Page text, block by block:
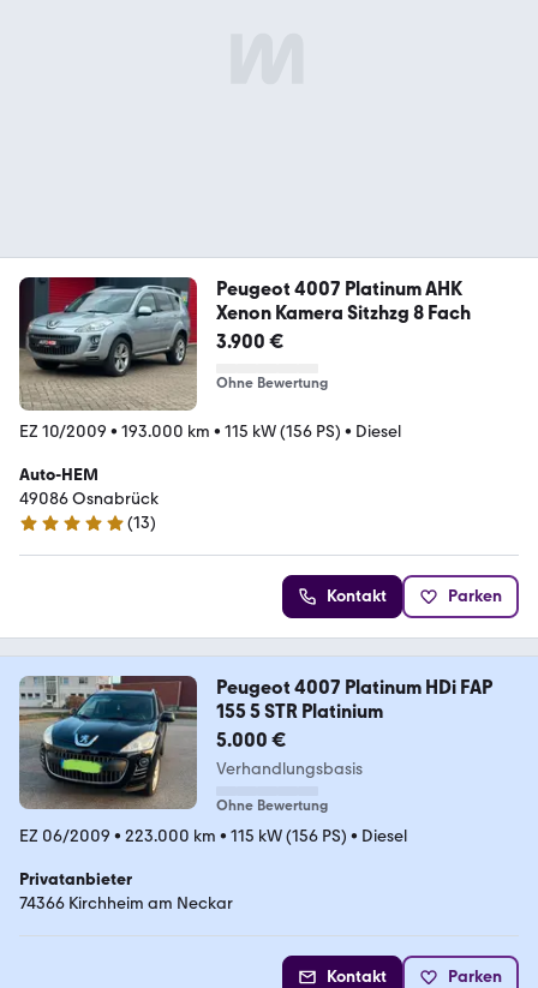
Peugeot 4007 Platinum AHK
Xenon Kamera Sitzhzg 8 Fach
3.900 €
Ohne Bewertung
EZ 10/2009 • 193.000 km • 115 kW (156 PS) • Diesel
Auto-HEM
49086 Osnabrück
4.9 Sterne
(13)
Kontakt Parken
Peugeot 4007 Platinum HDi FAP
155 5 STR Platinium
5.000 €
Verhandlungsbasis
Ohne Bewertung
EZ 06/2009 • 223.000 km • 115 kW (156 PS) • Diesel
Privatanbieter
74366 Kirchheim am Neckar
Kontakt Parken